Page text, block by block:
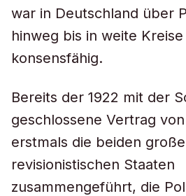
war in Deutschland über
hinweg bis in weite
konsensfähig.
Bereits der 1922 mit der
geschlossene Vertrag
erstmals die beiden
revisionistischen Staaten
zusammengeführt, die